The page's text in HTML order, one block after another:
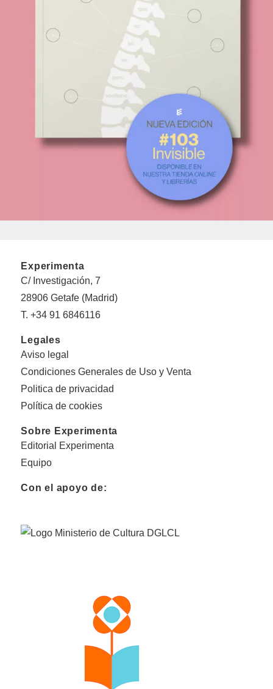
Experimenta
C/ Investigación, 7
28906 Getafe (Madrid)
T. +34 91 6846116
Legales
Aviso legal
Condiciones Generales de Uso y Venta
Politica de privacidad
Política de cookies
Sobre Experimenta
Editorial Experimenta
Equipo
Con el apoyo de: